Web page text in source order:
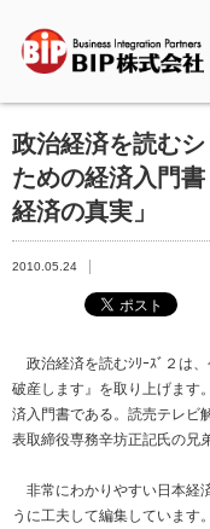
政治経済を読む
ための経済入門
経済の真実」
2010.05.24
政治経済を読むｼﾘｰｽﾞ２は
破産します』を取り上げます
済入門書である。読売テレビ
表取締役専務辛坊正記氏の兄
非常にわかりやすい日本経
うに工夫して編集しています